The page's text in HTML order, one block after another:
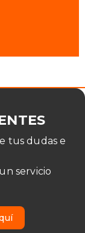
tus dudas e
servicio
uí